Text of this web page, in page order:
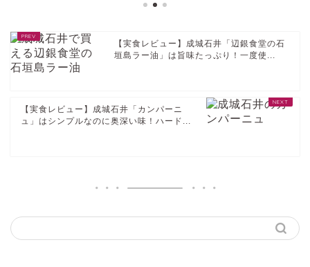
【実食レビュー】成城石井「辺銀食堂の石
垣島ラー油」は旨味たっぷり！一度使...
【実食レビュー】成城石井「カンパーニ
ュ」はシンプルなのに奥深い味！ハード...